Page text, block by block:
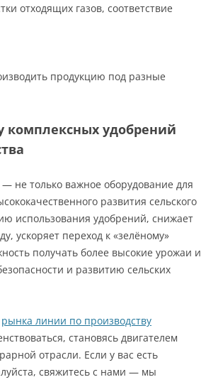
отходящих газов, соответствие
продукцию под разные
комплексных удобрений
не только важное оборудование для
развития сельского
использования удобрений, снижает
ускоряет переход к «зелёному»
получать более высокие урожаи и
и развитию сельских
рынка линии по производству
становясь двигателем
отрасли. Если у вас есть
свяжитесь с нами — мы